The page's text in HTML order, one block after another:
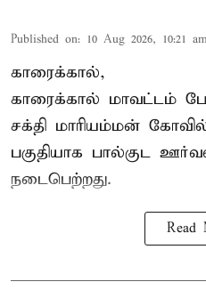
Published on: 10 Aug 2026, 10:21
காரைக்கால்,
காரைக்கால் மாவட்டம்
சக்தி மாரியம்மன் கோவில்
பகுதியாக பால்குட
நடைபெற்றது.
Read